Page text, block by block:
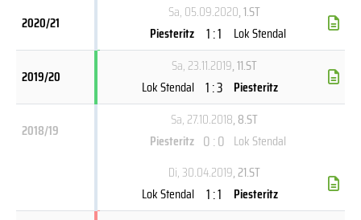
2020/21
Sa, 05.09.2020, 1.ST
Piesteritz 1 : 1 Lok Stendal
2019/20
Sa, 23.11.2019, 11.ST
Lok Stendal 1 : 3 Piesteritz
2018/19
Sa, 27.10.2018, 8.ST
Piesteritz 0 : 0 Lok Stendal
Di, 30.04.2019, 21.ST
Lok Stendal 1 : 1 Piesteritz